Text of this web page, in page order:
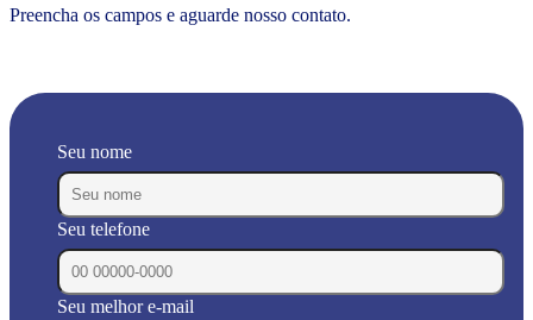
Preencha os campos e aguarde nosso contato.
Seu nome
Seu telefone
Seu melhor e-mail